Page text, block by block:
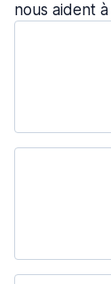
nous aident